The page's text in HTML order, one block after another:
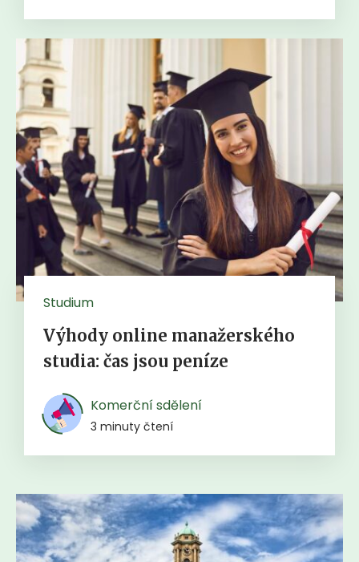
Studium
Výhody online manažerského
studia: čas jsou peníze
Komerční sdělení
3 minuty čtení